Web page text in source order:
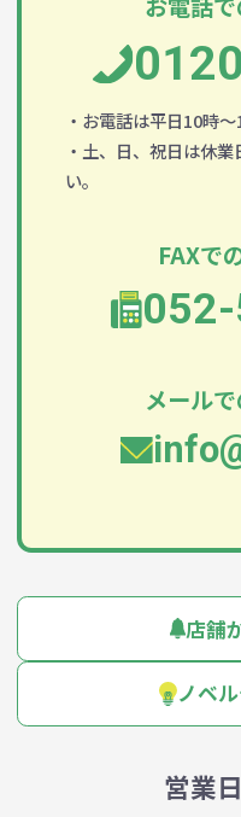
・お電話は平日10時
・土、日、祝日は休
い。
FAXで
メール
店舗
ノベ
営業